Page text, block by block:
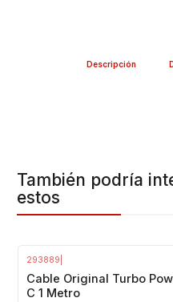
Descripción
También podría
estos
293889
Cable Original Turbo
C 1 Metro